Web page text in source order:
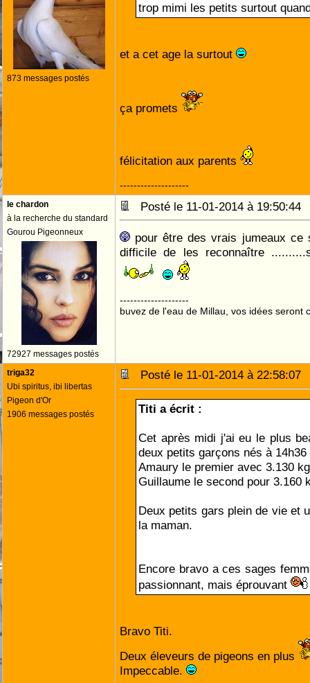
873 messages postés
trop mimi les petits surtout
et a cet age la surtout
ça promets
félicitation aux parents
--------------------
le chardon
à la recherche du standard
Gourou Pigeonneux
72927 messages postés
Posté le 11-01-2014 à
pour être des vrais jumeaux ce
difficile de les reconnaître
--------------------
buvez de l'eau de Millau, vos idées seront
triga32
Ubi spiritus, ibi libertas
Pigeon d'Or
1906 messages postés
Posté le 11-01-2014 à
Titi a écrit :
Cet après midi j'ai eu le plus
deux petits garçons nés à
Amaury le premier avec 3.130 kg
Guillaume le second pour 3.160
Deux petits gars plein de vie et
la maman.
Encore bravo a ces sages
passionnant, mais éprouvant
Bravo Titi.
Deux éleveurs de pigeons en plus
Impeccable.